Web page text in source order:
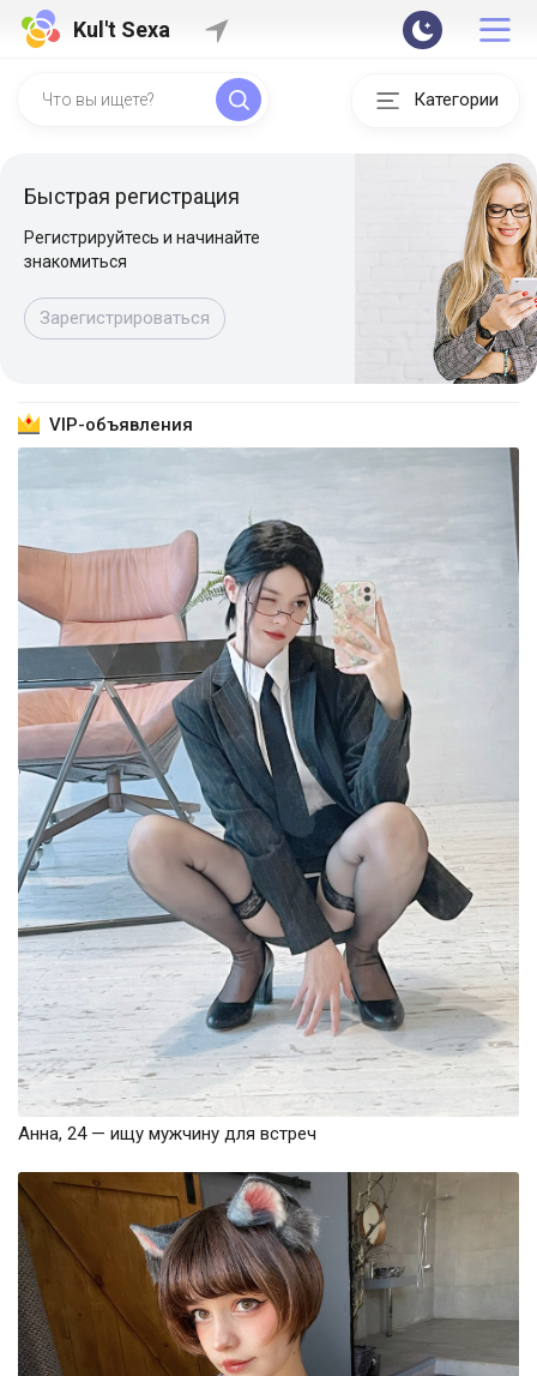
Kul't Sexa
Категории
Быстрая регистрация
Регистрируйтесь и начинайте
знакомиться
Зарегистрироваться
VIP-объявления
Анна, 24 — ищу мужчину для встреч